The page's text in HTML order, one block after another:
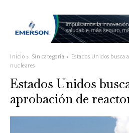
Inicio Sin categoría
Estados Unidos busca
nucleares
Estados Unidos
aprobación de